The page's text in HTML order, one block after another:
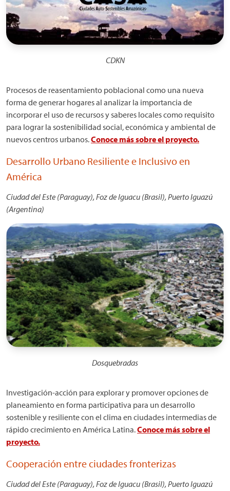
CDKN
Procesos de reasentamiento poblacional como una nueva
forma de generar hogares al analizar la importancia de
incorporar el uso de recursos y saberes locales como requisito
para lograr la sostenibilidad social, económica y ambiental de
nuevos centros urbanos.Conoce más sobre el proyecto.
Desarrollo Urbano Resiliente e Inclusivo en
América
Ciudad del Este (Paraguay), Foz de Iguacu (Brasil), Puerto Iguazú
(Argentina)
Imagen
Dosquebradas
Investigación-acción para explorar y promover opciones de
planeamiento en forma participativa para un desarrollo
sostenible y resiliente con el clima en ciudades intermedias de
rápido crecimiento en América Latina.Conoce más sobre el
proyecto.
Cooperación entre ciudades fronterizas
Ciudad del Este (Paraguay), Foz de Iguacu (Brasil), Puerto Iguazú